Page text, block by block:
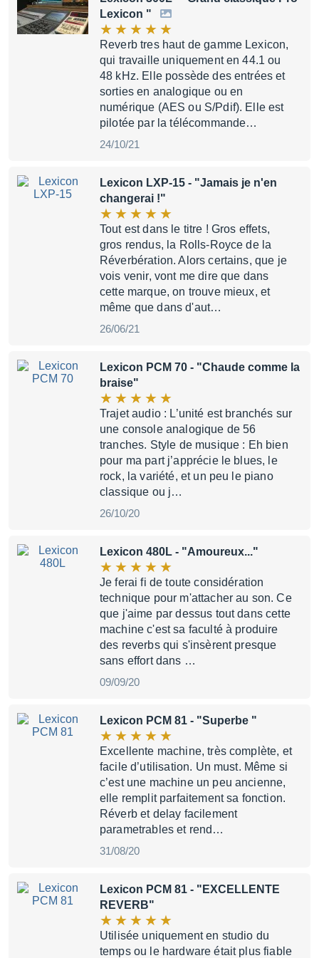
Lexicon "
Reverb tres haut de gamme Lexicon,
qui travaille uniquement en 44.1 ou
48 kHz. Elle possède des entrées et
sorties en analogique ou en
numérique (AES ou S/Pdif). Elle est
pilotée par la télécommande…
24/10/21
Lexicon LXP-15 - "Jamais je n'en
changerai !"
Tout est dans le titre ! Gros effets,
gros rendus, la Rolls-Royce de la
Réverbération. Alors certains, que je
vois venir, vont me dire que dans
cette marque, on trouve mieux, et
même que dans d'aut…
26/06/21
Lexicon PCM 70 - "Chaude comme la
braise"
Trajet audio : L’unité est branchés sur
une console analogique de 56
tranches. Style de musique : Eh bien
pour ma part j’apprécie le blues, le
rock, la variété, et un peu le piano
classique ou j…
26/10/20
Lexicon 480L - "Amoureux..."
Je ferai fi de toute considération
technique pour m'attacher au son. Ce
que j'aime par dessus tout dans cette
machine c'est sa faculté à produire
des reverbs qui s'insèrent presque
sans effort dans …
09/09/20
Lexicon PCM 81 - "Superbe "
Excellente machine, très complète, et
facile d’utilisation. Un must. Même si
c’est une machine un peu ancienne,
elle remplit parfaitement sa fonction.
Réverb et delay facilement
parametrables et rend…
31/08/20
Lexicon PCM 81 - "EXCELLENTE
REVERB"
Utilisée uniquement en studio du
temps ou le hardware était plus fiable